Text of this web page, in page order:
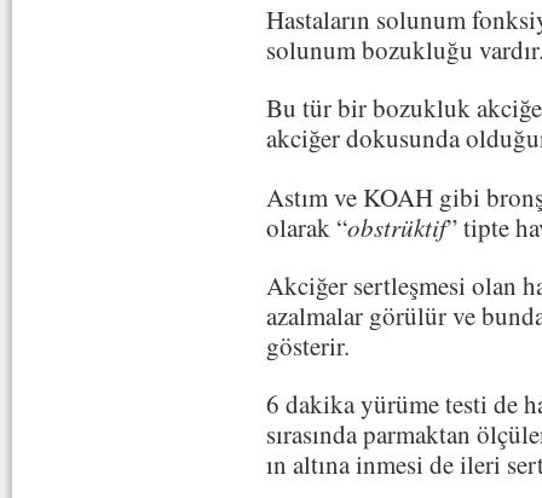
Hastaların solunum
solunum bozukluğu
Bu tür bir bozukluk
akciğer dokusunda
Astım ve KOAH gibi
olarak “obstrüktif” tipte
Akciğer sertleşmesi olan
azalmalar görülür ve
gösterir.
6 dakika yürüme testi de
sırasında parmaktan
ın altına inmesi de ileri